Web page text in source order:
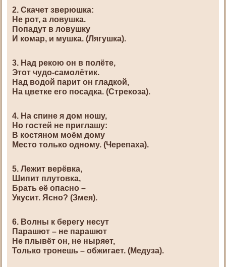
2. Скачет зверюшка:
Не рот, а ловушка.
Попадут в ловушку
И комар, и мушка. (Лягушка).
3. Над рекою он в полёте,
Этот чудо-самолётик.
Над водой парит он гладкой,
На цветке его посадка. (Стрекоза).
4. На спине я дом ношу,
Но гостей не приглашу:
В костяном моём дому
Место только одному. (Черепаха).
5. Лежит верёвка,
Шипит плутовка,
Брать её опасно –
Укусит. Ясно? (Змея).
6. Волны к берегу несут
Парашют – не парашют
Не плывёт он, не ныряет,
Только тронешь – обжигает. (Медуза).